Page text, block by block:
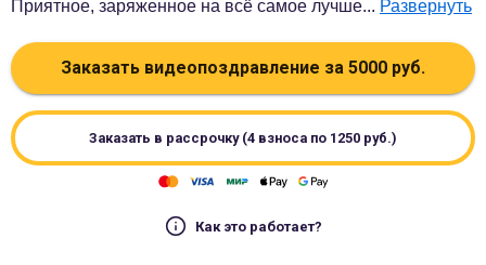
Приятное, заряженное на всё самое лучше... Развернуть
Заказать видеопоздравление за 5000 руб.
Заказать в рассрочку (4 взноса по 1250 руб.)
Как это работает?